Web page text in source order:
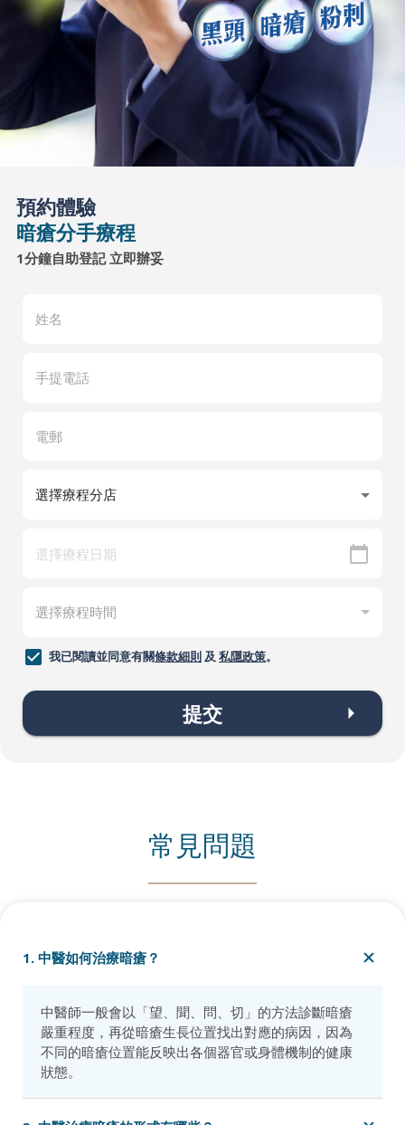
預約體驗
暗瘡分手療程
1分鐘自助登記 立即辦妥
我已閱讀並同意有關條款細則及 私隱政策。
提交
常見問題
1. 中醫如何治療暗瘡？
中醫師一般會以「望、聞、問、切」的方法診斷暗瘡
嚴重程度，再從暗瘡生長位置找出對應的病因，因為
不同的暗瘡位置能反映出各個器官或身體機制的健康
狀態。